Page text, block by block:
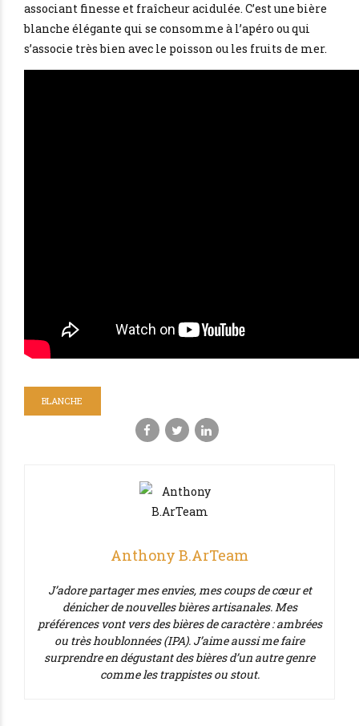
associant finesse et fraîcheur acidulée. C’est une bière
blanche élégante qui se consomme à l’apéro ou qui
s’associe très bien avec le poisson ou les fruits de mer.
BLANCHE
Anthony B.ArTeam
J’adore partager mes envies, mes coups de cœur et
dénicher de nouvelles bières artisanales. Mes
préférences vont vers des bières de caractère : ambrées
ou très houblonnées (IPA). J’aime aussi me faire
surprendre en dégustant des bières d’un autre genre
comme les trappistes ou stout.